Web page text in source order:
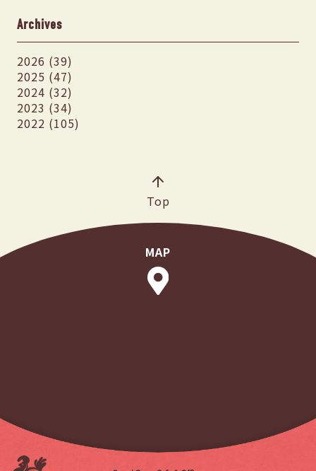
Archives
2026 (39)
2025 (47)
2024 (32)
2023 (34)
2022 (105)
Top
MAP